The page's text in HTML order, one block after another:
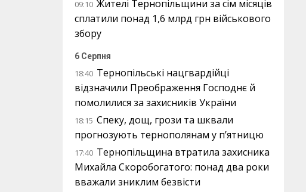
09:10 Жителі Тернопільщини за сім місяців
сплатили понад 1,6 млрд грн військового
збору
6 Серпня
18:40 Тернопільські нацгвардійці
відзначили Преображення Господнє й
помолилися за захисників України
18:15 Спеку, дощ, грози та шквали
прогнозують тернополянам у п’ятницю
17:40 Тернопільщина втратила захисника
Михайла Скоробогатого: понад два роки
вважали зниклим безвісти